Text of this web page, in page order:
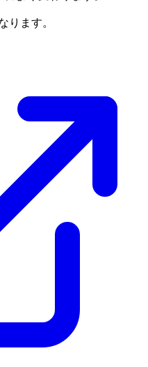
ります。